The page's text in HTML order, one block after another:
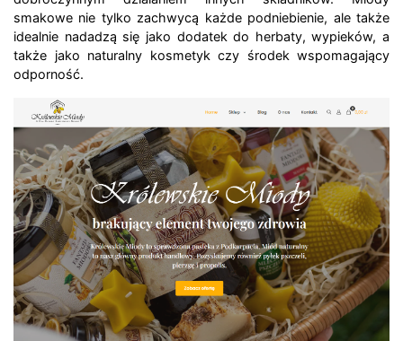
smakowe nie tylko zachwycą każde podniebienie, ale także
idealnie nadadzą się jako dodatek do herbaty, wypieków, a
także jako naturalny kosmetyk czy środek wspomagający
odporność.